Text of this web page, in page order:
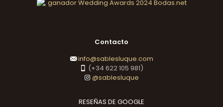
Contacto
info@sablesluque.com
(+34 622 105 981)
@sablesluque
RESEÑAS DE GOOGLE